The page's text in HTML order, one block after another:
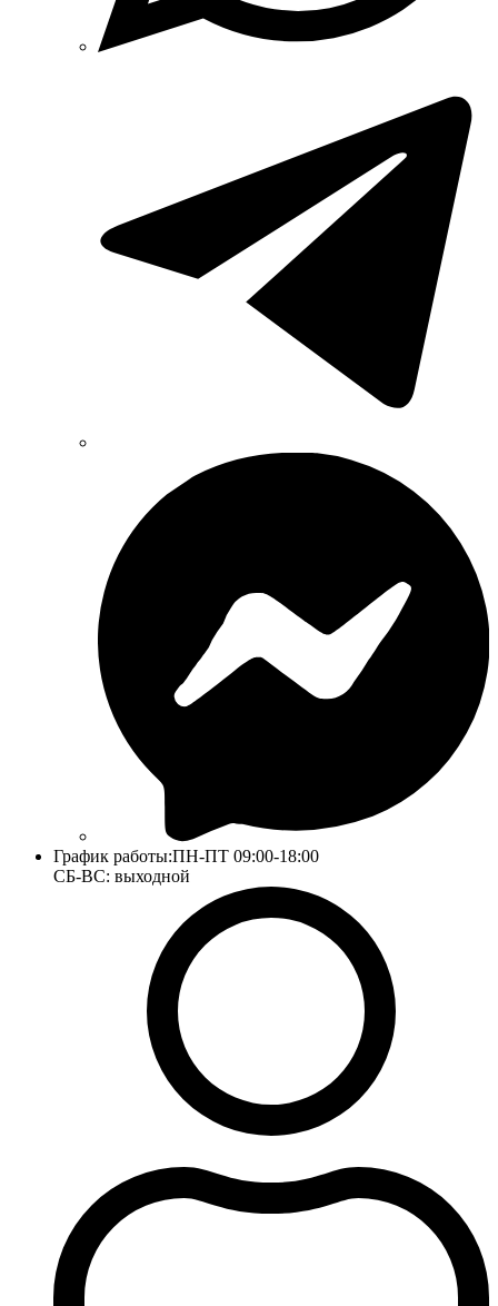
График работы:ПН-ПТ 09:00-18:00
СБ-ВС: выходной